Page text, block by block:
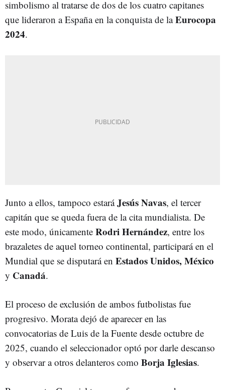
simbolismo al tratarse de dos de los cuatro capitanes
que lideraron a España en la conquista de laEurocopa
2024.
Junto a ellos, tampoco estaráJesúsNavas, el tercer
capitán que se queda fuera de la cita mundialista. De
este modo, únicamente RodriHernández, entre los
brazaletes de aquel torneo continental, participará en el
Mundial que se disputará en Estados Unidos, México
y Canadá.
El proceso de exclusión de ambos futbolistas fue
progresivo. Morata dejó de aparecer en las
convocatorias de Luis de la Fuente desde octubre de
2025, cuando el seleccionador optó por darle descanso
y observar a otros delanteros como Borja Iglesias.